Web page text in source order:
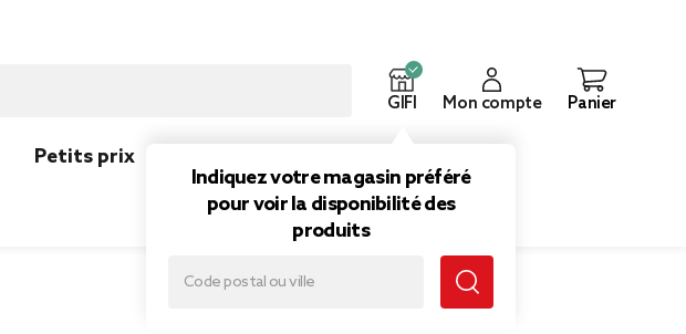
GIFI
Indiquez votre magasin préféré
pour voir la disponibilité des
produits
Mon compte Panier
Petits prix